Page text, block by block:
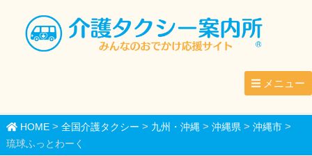
メニュー
HOME> 全国介護タクシー > 九州・沖縄> 沖縄県> 沖縄市>
琉球ふっとわーく